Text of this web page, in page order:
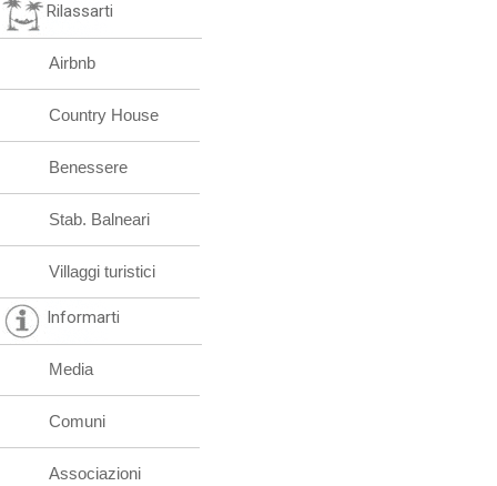
Rilassarti
Airbnb
Country House
Benessere
Stab. Balneari
Villaggi turistici
Informarti
Media
Comuni
Associazioni